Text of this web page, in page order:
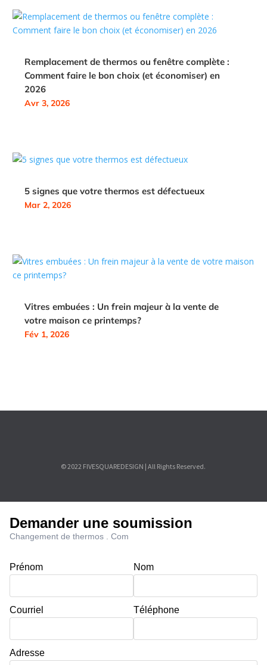
Remplacement de thermos ou fenêtre complète :
Comment faire le bon choix (et économiser) en
2026
Avr 3, 2026
5 signes que votre thermos est défectueux
Mar 2, 2026
Vitres embuées : Un frein majeur à la vente de
votre maison ce printemps?
Fév 1, 2026
© 2022 FIVESQUAREDESIGN | All Rights Reserved.
Demander une soumission
Changement de thermos . Com
Prénom Nom
Courriel Téléphone
Adresse